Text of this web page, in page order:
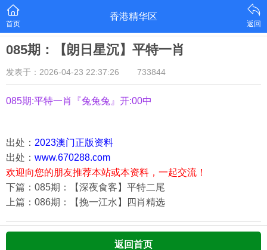
首页
香港精华区
返回
085期：【朗日星沉】平特一肖
发表于：2026-04-23 22:37:26 733844
085期:平特一肖『兔兔兔』开:00中
出处： 2023澳门正版资料
出处： www.670288.com
欢迎向您的朋友推荐本站或本资料，一起交流！
下篇：085期：【深夜食客】平特二尾
上篇：086期：【挽一江水】四肖精选
返回首页